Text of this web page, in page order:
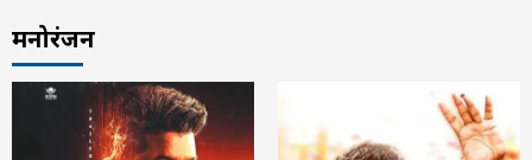
मनोरंजन
दिखाएंगी दम